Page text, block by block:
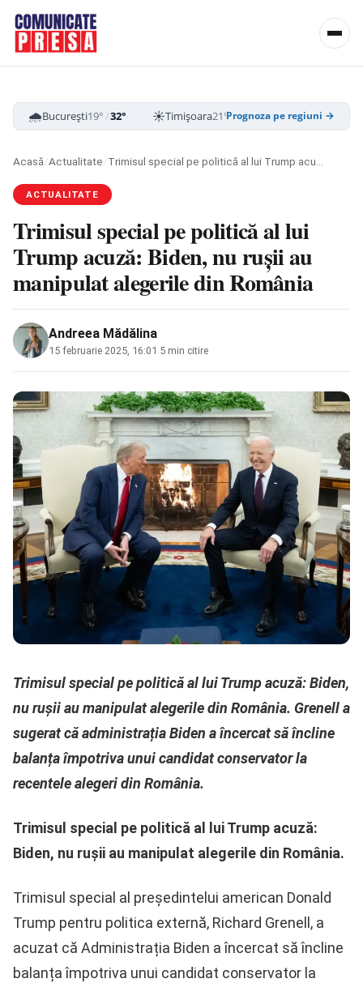
🌧️București19°/32° ☀️Timișoara21°/33° ☁️Cluj-Napoca
Prognoza pe regiuni →
Acasă/Actualitate/
ACTUALITATE
Trimisul special pe politică al lui
Trump acuză: Biden, nu rușii au
manipulat alegerile din România
Andreea Mădălina
15 februarie 2025, 16:01 5 min citire
Trimisul special pe politică al lui Trump acuză: Biden,
nu rușii au manipulat alegerile din România. Grenell a
sugerat că administrația Biden a încercat să încline
balanța împotriva unui candidat conservator la
recentele alegeri din România.
Trimisul special pe politică al lui Trump acuză:
Biden, nu rușii au manipulat alegerile din România.
Trimisul special al președintelui american Donald
Trump pentru politica externă, Richard Grenell, a
acuzat că Administrația Biden a încercat să încline
balanța împotriva unui candidat conservator la